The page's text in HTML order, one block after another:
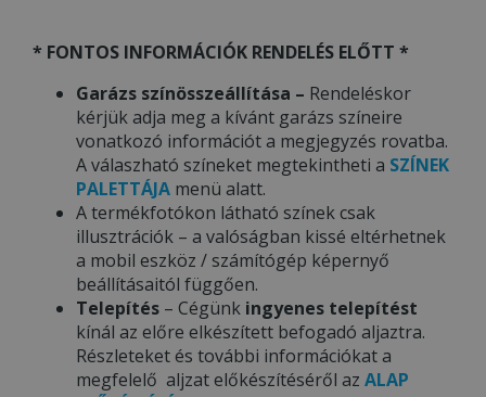
* FONTOS INFORMÁCIÓK RENDELÉS ELŐTT *
Garázs színösszeállítása – Rendeléskor
kérjük adja meg a kívánt garázs színeire
vonatkozó információt a megjegyzés rovatba.
A válaszható színeket megtekintheti a SZÍNEK
PALETTÁJA menü alatt.
A termékfotókon látható színek csak
illusztrációk – a valóságban kissé eltérhetnek
a mobil eszköz / számítógép képernyő
beállításaitól függően.
Telepítés – Cégünk ingyenes telepítést
kínál az előre elkészített befogadó aljaztra.
Részleteket és további információkat a
megfelelő aljzat előkészítéséről az ALAP